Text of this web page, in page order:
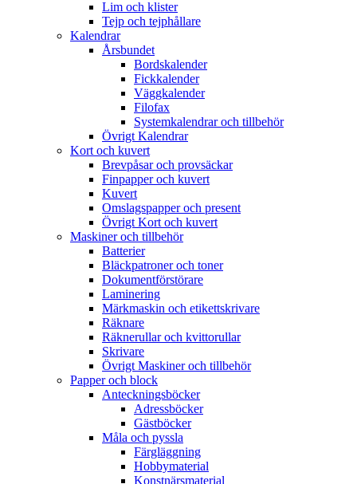
Lim och klister
Tejp och tejphållare
Kalendrar
Årsbundet
Bordskalender
Fickkalender
Väggkalender
Filofax
Systemkalendrar och tillbehör
Övrigt Kalendrar
Kort och kuvert
Brevpåsar och provsäckar
Finpapper och kuvert
Kuvert
Omslagspapper och present
Övrigt Kort och kuvert
Maskiner och tillbehör
Batterier
Bläckpatroner och toner
Dokumentförstörare
Laminering
Märkmaskin och etikettskrivare
Räknare
Räknerullar och kvittorullar
Skrivare
Övrigt Maskiner och tillbehör
Papper och block
Anteckningsböcker
Adressböcker
Gästböcker
Måla och pyssla
Färgläggning
Hobbymaterial
Konstnärsmaterial